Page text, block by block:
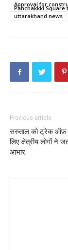
Approval for
Panchakkki
uttarakhand news
Previous article
सरुताल को ट्रेक ऑफ़
लिए क्षेत्रीय लोगों ने
आभार